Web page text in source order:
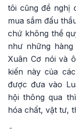
tôi cũng đề nghị
mua sắm đấu
chứ không thể
như những
Xuân Cơ nói và
kiến này của
được đưa vào
hội thông qua
hóa chất, vật tư,